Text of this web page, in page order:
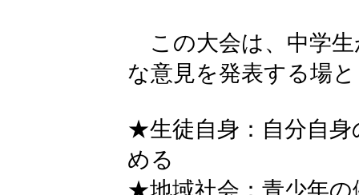
この大会は、中学生
な意見を発表する場
★生徒自身：自分自身
める
★地域社会：青少年の